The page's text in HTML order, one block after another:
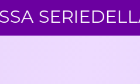
DELLA